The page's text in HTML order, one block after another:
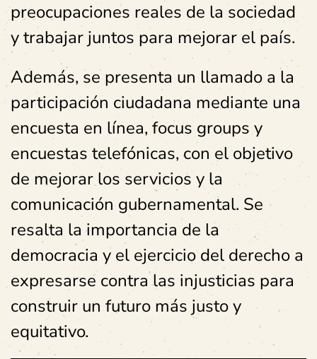
preocupaciones reales de la sociedad
y trabajar juntos para mejorar el país.
Además, se presenta un llamado a la
participación ciudadana mediante una
encuesta en línea, focus groups y
encuestas telefónicas, con el objetivo
de mejorar los servicios y la
comunicación gubernamental. Se
resalta la importancia de la
democracia y el ejercicio del derecho a
expresarse contra las injusticias para
construir un futuro más justo y
equitativo.